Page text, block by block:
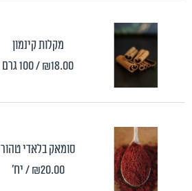
מקלות קינמון
₪18.00/ 100 גרם
סומאק בלאדי טהור
₪20.00 / יח'